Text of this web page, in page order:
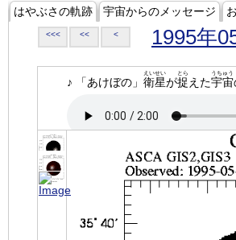
はやぶさの軌跡 宇宙からのメッセージ
<<< << < 1995年
♪ 「あけぼの」 衛星
えいせい
が捉
とら
えた宇宙
うちゅう